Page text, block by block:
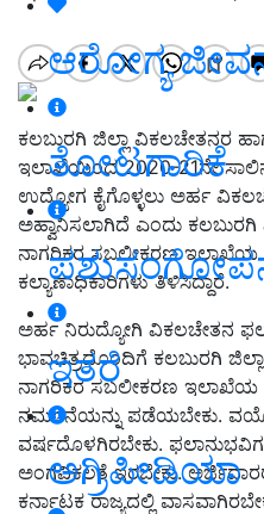
ಆರೋಗ್ಯ
ತೋಟಗಾರಿಕೆ
ಇತರೆ
ಅಗ್ರಿಪೀಡಿಯಾ
ಕಲಬುರಗಿ ಜಿಲ್ಲಾ ವಿಕಲಚೇತನರ
ಇಲಾಖೆಯಿಂದ 2020-21ನೇ
ಉದ್ಯೋಗ ಕೈಗೊಳ್ಳಲು ಅರ್ಹ
ಅಹ್ವಾನಿಸಲಾಗಿದೆ ಎಂದು
ನಾಗರಿಕರ ಸಬಲೀಕರಣ ಇಲಾಖೆಯ
ಕಲ್ಯಾಣಾಧಿಕಾರಿಗಳು ತಿಳಿಸಿದ್ದಾರೆ.
ಅರ್ಹ ನಿರುದ್ಯೋಗಿ ವಿಕಲಚೇತನ
ಭಾವಚಿತ್ರದೊಂದಿಗೆ ಕಲಬುರಗಿ
ನಾಗರಿಕರ ಸಬಲೀಕರಣ ಇಲಾಖೆಯ
ನಮೂನೆಯನ್ನು ಪಡೆಯಬೇಕು.
ವರ್ಷದೊಳಗಿರಬೇಕು.
ಅಂಗವಿಕಲತೆ ಇರಬೇಕು.
ಕರ್ನಾಟಕ ರಾಜ್ಯದಲ್ಲಿ